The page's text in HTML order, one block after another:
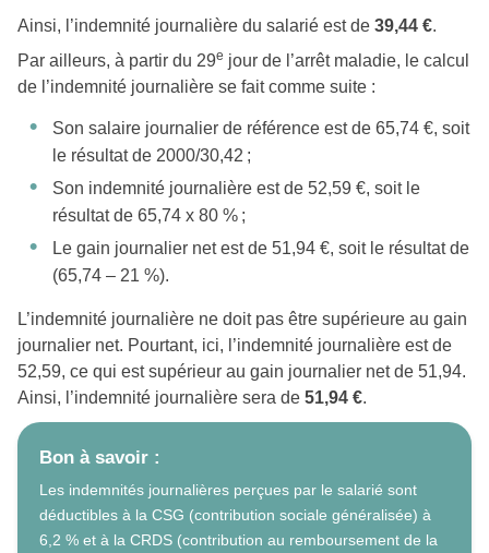
Ainsi, l’indemnité journalière du salarié est de 39,44 €.
Par ailleurs, à partir du 29e jour de l’arrêt maladie, le calcul
de l’indemnité journalière se fait comme suite :
Son salaire journalier de référence est de 65,74 €, soit
le résultat de 2000/30,42 ;
Son indemnité journalière est de 52,59 €, soit le
résultat de 65,74 x 80 % ;
Le gain journalier net est de 51,94 €, soit le résultat de
(65,74 – 21 %).
L’indemnité journalière ne doit pas être supérieure au gain
journalier net. Pourtant, ici, l’indemnité journalière est de
52,59, ce qui est supérieur au gain journalier net de 51,94.
Ainsi, l’indemnité journalière sera de 51,94 €.
Bon à savoir :
Les indemnités journalières perçues par le salarié sont
déductibles à la CSG (contribution sociale généralisée) à
6,2 % et à la CRDS (contribution au remboursement de la